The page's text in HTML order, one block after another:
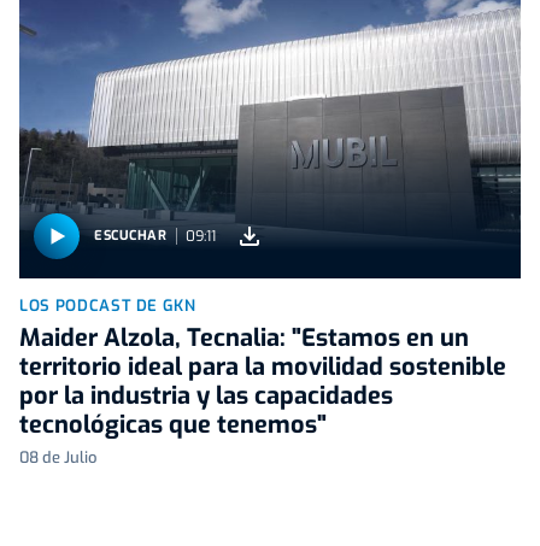
ESCUCHAR 09:11
LOS PODCAST DE GKN
Maider Alzola, Tecnalia: "Estamos en un
territorio ideal para la movilidad sostenible
por la industria y las capacidades
tecnológicas que tenemos"
08 de Julio